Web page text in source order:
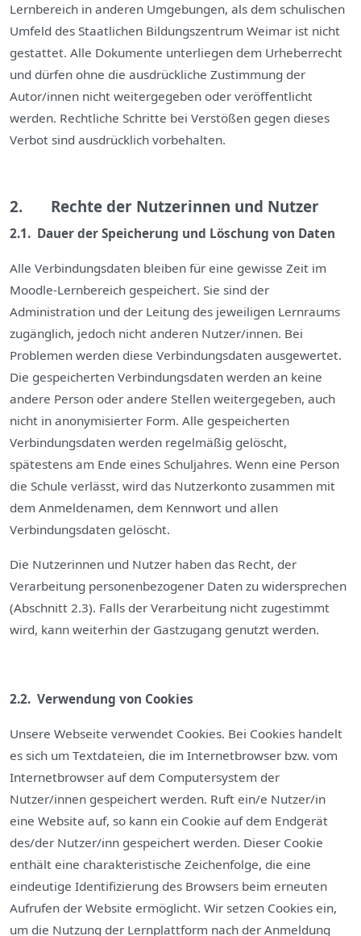
Lernbereich in anderen Umgebungen, als dem schulischen
Umfeld des Staatlichen Bildungszentrum Weimar ist nicht
gestattet. Alle Dokumente unterliegen dem Urheberrecht
und dürfen ohne die ausdrückliche Zustimmung der
Autor/innen nicht weitergegeben oder veröffentlicht
werden. Rechtliche Schritte bei Verstößen gegen dieses
Verbot sind ausdrücklich vorbehalten.
2. Rechte der Nutzerinnen und Nutzer
2.1. Dauer der Speicherung und Löschung von Daten
Alle Verbindungsdaten bleiben für eine gewisse Zeit im
Moodle-Lernbereich gespeichert. Sie sind der
Administration und der Leitung des jeweiligen Lernraums
zugänglich, jedoch nicht anderen Nutzer/innen. Bei
Problemen werden diese Verbindungsdaten ausgewertet.
Die gespeicherten Verbindungsdaten werden an keine
andere Person oder andere Stellen weitergegeben, auch
nicht in anonymisierter Form. Alle gespeicherten
Verbindungsdaten werden regelmäßig gelöscht,
spätestens am Ende eines Schuljahres. Wenn eine Person
die Schule verlässt, wird das Nutzerkonto zusammen mit
dem Anmeldenamen, dem Kennwort und allen
Verbindungsdaten gelöscht.
Die Nutzerinnen und Nutzer haben das Recht, der
Verarbeitung personenbezogener Daten zu widersprechen
(Abschnitt 2.3). Falls der Verarbeitung nicht zugestimmt
wird, kann weiterhin der Gastzugang genutzt werden.
2.2. Verwendung von Cookies
Unsere Webseite verwendet Cookies. Bei Cookies handelt
es sich um Textdateien, die im Internetbrowser bzw. vom
Internetbrowser auf dem Computersystem der
Nutzer/innen gespeichert werden. Ruft ein/e Nutzer/in
eine Website auf, so kann ein Cookie auf dem Endgerät
des/der Nutzer/inn gespeichert werden. Dieser Cookie
enthält eine charakteristische Zeichenfolge, die eine
eindeutige Identifizierung des Browsers beim erneuten
Aufrufen der Website ermöglicht. Wir setzen Cookies ein,
um die Nutzung der Lernplattform nach der Anmeldung